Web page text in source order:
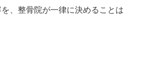
、整骨院が一律に決めることは